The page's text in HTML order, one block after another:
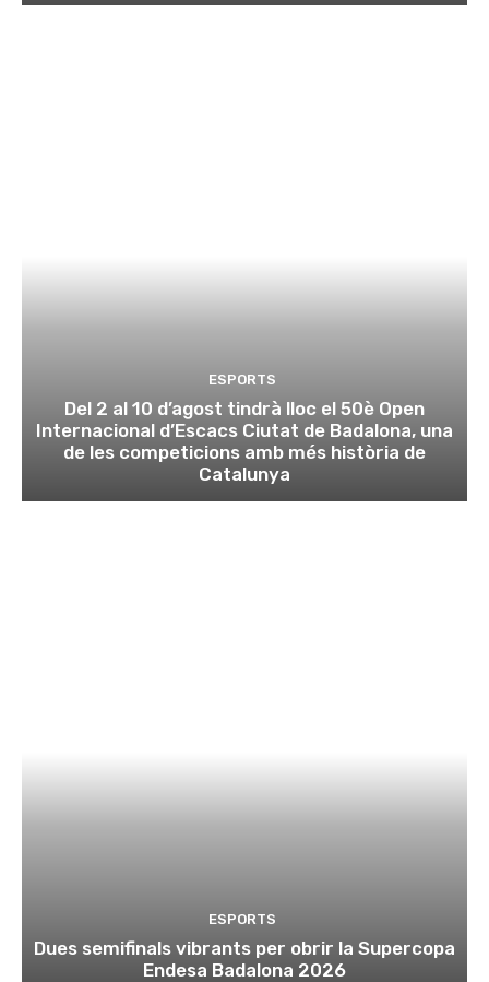
ESPORTS
Del 2 al 10 d’agost tindrà lloc el 50è Open
Internacional d’Escacs Ciutat de Badalona, una
de les competicions amb més història de
Catalunya
ESPORTS
Dues semifinals vibrants per obrir la Supercopa
Endesa Badalona 2026